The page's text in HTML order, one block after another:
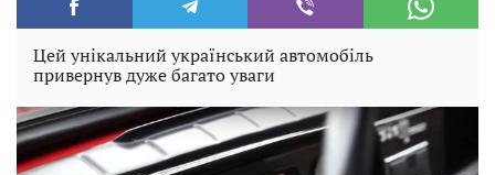
Цей унікальний український автомобіль
привернув дуже багато уваги